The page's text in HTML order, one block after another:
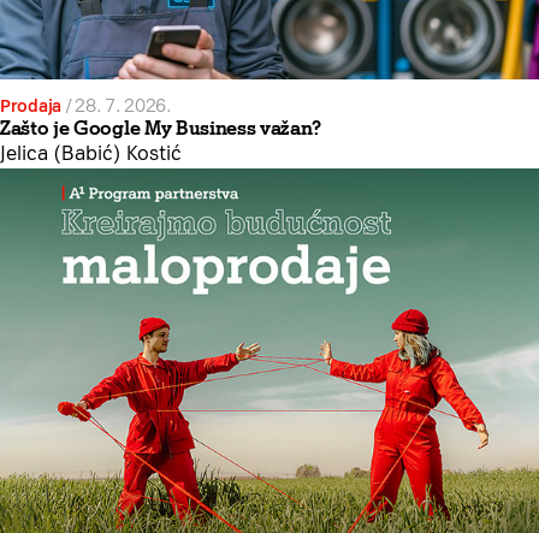
Prodaja /28. 7. 2026.
Zašto je Google My Business važan?
Jelica (Babić) Kostić